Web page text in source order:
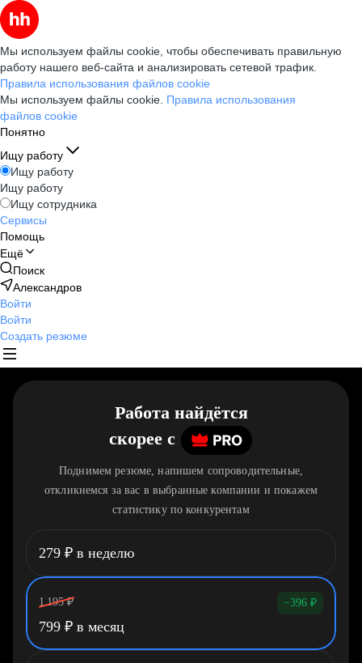
Мы используем файлы cookie, чтобы обеспечивать правильную
работу нашего веб-сайта и анализировать сетевой трафик.
Правила использования файлов cookie
Мы используем файлы cookie. Правила использования
файлов cookie
Понятно
Ищу работу
Ищу работу
Ищу работу
Ищу сотрудника
Сервисы
Помощь
Ещё
Поиск
Александров
Войти
Войти
Создать резюме
Работа найдётся
скорее c
Поднимем резюме, напишем сопроводительные,
откликнемся за вас в выбранные компании и покажем
статистику по конкурентам
279 ₽ в неделю
1 195 ₽ −396 ₽
799 ₽ в месяц